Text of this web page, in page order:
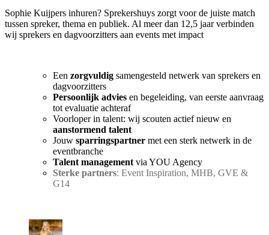
Sophie Kuijpers inhuren? Sprekershuys zorgt voor de juiste match
tussen spreker, thema en publiek. Al meer dan 12,5 jaar verbinden
wij sprekers en dagvoorzitters aan events met impact
Een zorgvuldig samengesteld netwerk van sprekers en
dagvoorzitters
Persoonlijk advies en begeleiding, van eerste aanvraag
tot evaluatie achteraf
Voorloper in talent: wij scouten actief nieuw en
aanstormend talent
Jouw sparringspartner met een sterk netwerk in de
eventbranche
Talent management via YOU Agency
Sterke partners: Event Inspiration, MHB, GVE &
G14